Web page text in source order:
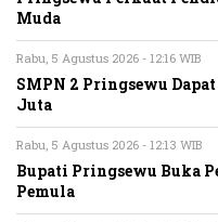
Muda
Rabu, 5 Agustus 2026 - 12:16 WIB
SMPN 2 Pringsewu
Juta
Rabu, 5 Agustus 2026 - 12:13 WIB
Bupati Pringsewu Buka
Pemula